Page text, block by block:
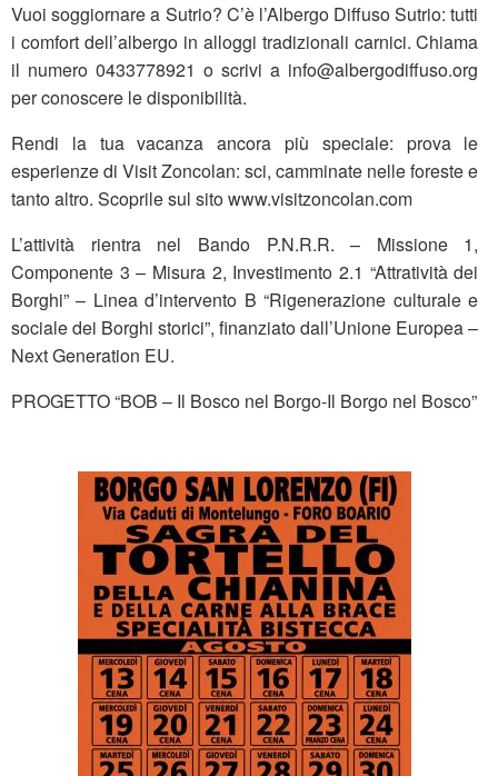
Vuoi soggiornare a Sutrio? C’è l’Albergo Diffuso Sutrio: tutti
i comfort dell’albergo in alloggi tradizionali carnici. Chiama
il numero 0433778921 o scrivi a info@albergodiffuso.org
per conoscere le disponibilità.
Rendi la tua vacanza ancora più speciale: prova le
esperienze di Visit Zoncolan: sci, camminate nelle foreste e
tanto altro. Scoprile sul sito www.visitzoncolan.com
L’attività rientra nel Bando P.N.R.R. – Missione 1,
Componente 3 – Misura 2, Investimento 2.1 “Attratività dei
Borghi” – Linea d’intervento B “Rigenerazione culturale e
sociale dei Borghi storici”, finanziato dall’Unione Europea –
Next Generation EU.
PROGETTO “BOB – Il Bosco nel Borgo-Il Borgo nel Bosco”